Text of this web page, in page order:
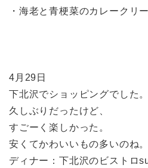
・海老と青梗菜のカレークリ
4月29日
下北沢でショッピングでした。
久しぶりだったけど、
すごーく楽しかった。
安くてかわいいもの多いのね。
ディナー：下北沢のビストロ